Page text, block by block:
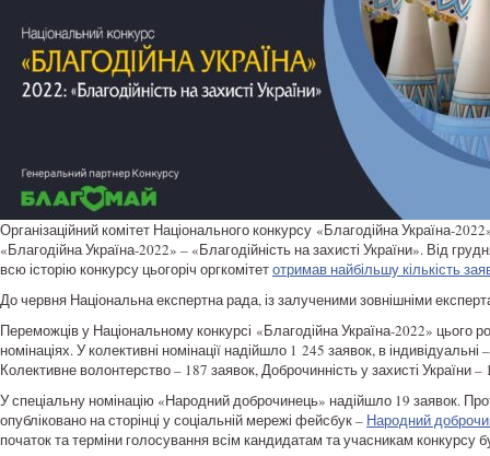
Організаційний комітет Національного конкурсу «Благодійна Україна-
«Благодійна Україна-2022» – «Благодійність на захисті України». Від
всю історію конкурсу цьогоріч оргкомітетотримав найбільшу кількість
До червня Національна експертна рада, із залученими зовнішніми
Переможців у Національному конкурсі «Благодійна Україна-2022» цього
номінаціях. У колективні номінації надійшло 1 245 заявок, в
Колективне волонтерство – 187 заявок, Доброчинність у захисті України
У спеціальну номінацію «Народний доброчинець» надійшло 19 заявок.
опубліковано на сторінці у соціальній мережі фейсбук – Народний
початок та терміни голосування всім кандидатам та учасникам конкурсу